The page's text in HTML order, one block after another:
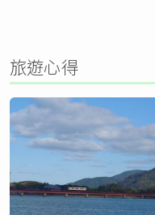
旅遊心得